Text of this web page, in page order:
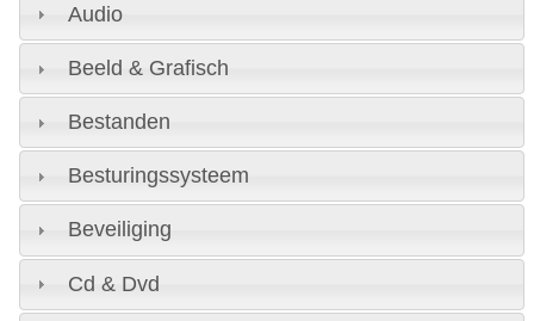
Audio
Beeld & Grafisch
Bestanden
Besturingssysteem
Beveiliging
Cd & Dvd